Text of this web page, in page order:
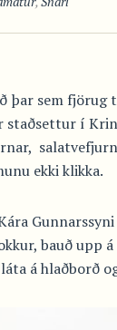
þar sem
staðsettur í
ekki klikka.
bauð
á hlaðborð